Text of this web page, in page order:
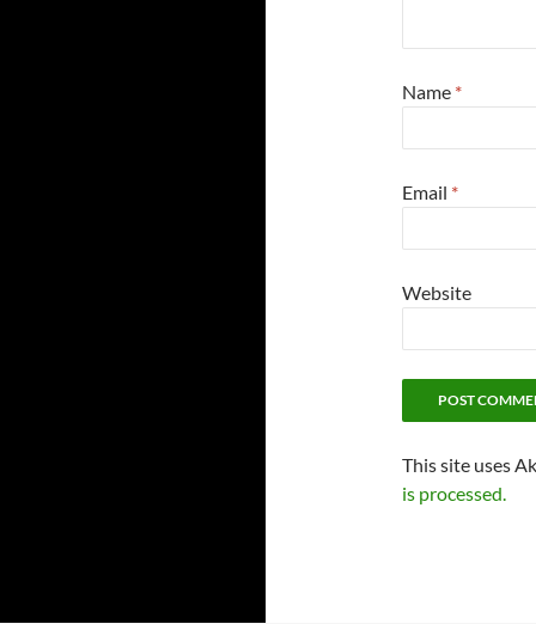
Name *
Email *
Website
This site uses
is processed.